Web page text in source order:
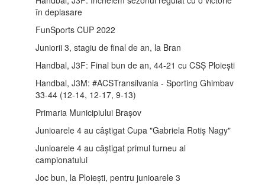
în deplasare
FunSports CUP 2022
Juniorii 3, stagiu de final de an, la Bran
Handbal, J3F: Final bun de an, 44-21 cu CSȘ Ploiești
Handbal, J3M: #ACSTransilvania - Sporting Ghimbav
33-44 (12-14, 12-17, 9-13)
Primaria Municipiului Brașov
Junioarele 4 au câștigat Cupa "Gabriela Rotiș Nagy"
Junioarele 4 au câștigat primul turneu al
campionatului
Joc bun, la Ploiești, pentru junioarele 3